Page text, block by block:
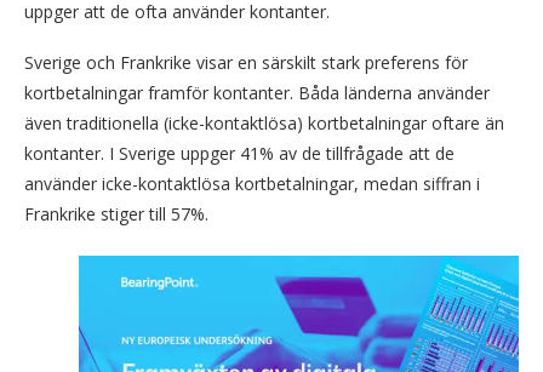
uppger att de ofta använder kontanter.
Sverige och Frankrike visar en särskilt stark preferens för
kortbetalningar framför kontanter. Båda länderna använder
även traditionella (icke-kontaktlösa) kortbetalningar oftare än
kontanter. I Sverige uppger 41% av de tillfrågade att de
använder icke-kontaktlösa kortbetalningar, medan siffran i
Frankrike stiger till 57%.